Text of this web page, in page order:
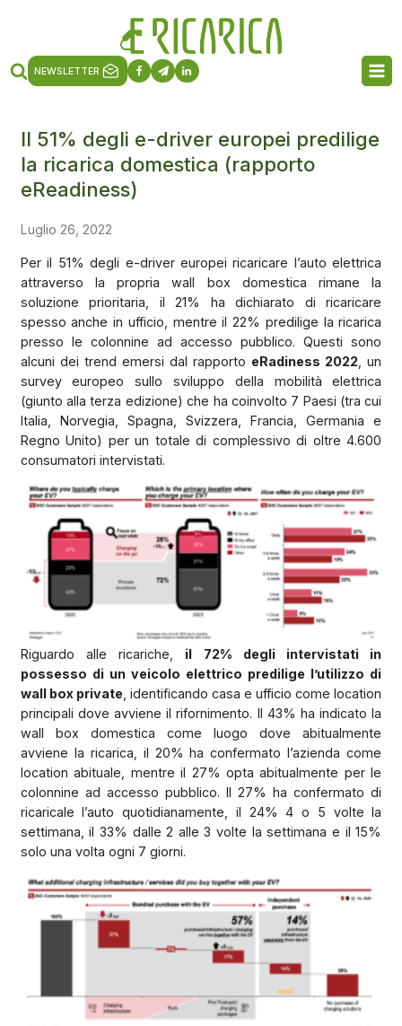
NEWSLETTER
Il 51% degli e-driver europei predilige
la ricarica domestica (rapporto
eReadiness)
Luglio 26, 2022
Per il 51% degli e-driver europei ricaricare l’auto elettrica
attraverso la propria wall box domestica rimane la
soluzione prioritaria, il 21% ha dichiarato di ricaricare
spesso anche in ufficio, mentre il 22% predilige la ricarica
presso le colonnine ad accesso pubblico. Questi sono
alcuni dei trend emersi dal rapporto eRadiness 2022 , un
survey europeo sullo sviluppo della mobilità elettrica
(giunto alla terza edizione) che ha coinvolto 7 Paesi (tra cui
Italia, Norvegia, Spagna, Svizzera, Francia, Germania e
Regno Unito) per un totale di complessivo di oltre 4.600
consumatori intervistati.
Riguardo alle ricariche, il 72% degli intervistati in
possesso di un veicolo elettrico predilige l’utilizzo di
wall box private , identificando casa e ufficio come location
principali dove avviene il rifornimento. Il 43% ha indicato la
wall box domestica come luogo dove abitualmente
avviene la ricarica, il 20% ha confermato l’azienda come
location abituale, mentre il 27% opta abitualmente per le
colonnine ad accesso pubblico. Il 27% ha confermato di
ricaricale l’auto quotidianamente, il 24% 4 o 5 volte la
settimana, il 33% dalle 2 alle 3 volte la settimana e il 15%
solo una volta ogni 7 giorni.